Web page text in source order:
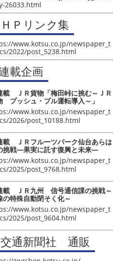
26033.html
Ｐリンク集
www.kotsu.co.jp/newspaper_t
2022/post_5238.html
載企画
載 ＪＲ貨物「梅田峠に挑む～ＪＲ
プッシュ・プル運転導入～」
www.kotsu.co.jp/newspaper_t
2026/post_10188.html
載 ＪＲフルーツパーク仙台あらは
挑戦―果実に託す復興と未来―
www.kotsu.co.jp/newspaper_t
2025/post_9768.html
載 ＪＲ九州 信号通信課の挑戦～
の特殊自動閉そく化～
www.kotsu.co.jp/newspaper_t
2025/post_9604.html
通新聞社 通販